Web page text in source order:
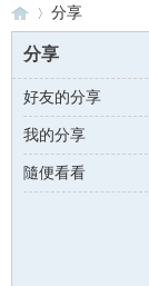
Ca›
分享
分享
好友的分享
我的分享
隨便看看